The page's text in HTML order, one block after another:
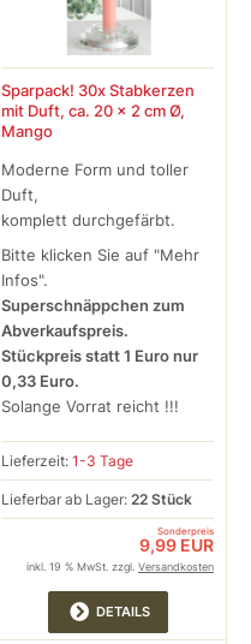
Sparpack! 30x Stabkerzen
mit Duft, ca. 20 x 2 cm Ø,
Mango
Moderne Form und toller
Duft,
komplett durchgefärbt.
Bitte klicken Sie auf "Mehr
Infos".
Superschnäppchen zum
Abverkaufspreis.
Stückpreis statt 1 Euro nur
0,33 Euro.
Solange Vorrat reicht !!!
Lieferzeit: 1-3 Tage
Lieferbar ab Lager: 22 Stück
Sonderpreis
9,99 EUR
inkl. 19 % MwSt. zzgl. Versandkosten
DETAILS